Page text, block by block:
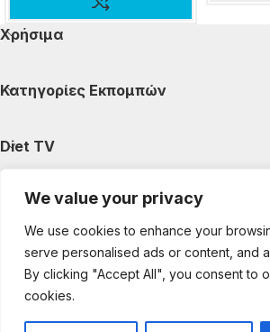
We value your privacy
We use cookies to enhance your
serve personalised ads or content, and
By clicking "Accept All", you consent to
cookies.
Χρήσιμα
Κατηγορίες Εκπομπών
Diet TV
Κατηγορίες Άρθρων
Ακολουθήστε μας
Copyright © 2025 DietTV. All Rights
development by web-